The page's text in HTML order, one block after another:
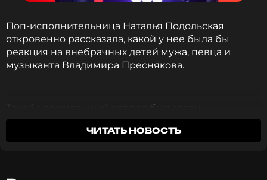
Поп-исполнительница Наталья Подольская
откровенно рассказала, какой у нее была бы
реакция на внебрачных детей мужа, певца и
музыканта Владимира Преснякова.
Такой неожиданный вопрос был задан
исполнительнице хитов «Поздно» и «Kissлород» во
время пресс-подхода одним из журналистов.
ЧИТАТЬ НОВОСТЬ